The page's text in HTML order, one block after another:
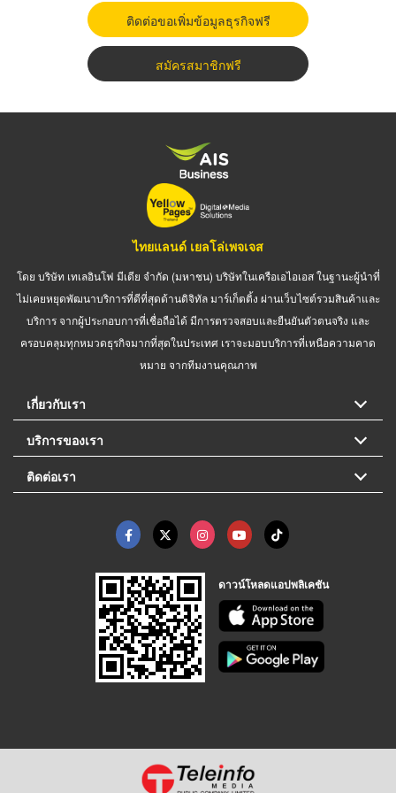
ติดต่อขอเพิ่มข้อมูลธุรกิจฟรี
สมัครสมาชิกฟรี
ไทยแลนด์ เยลโล่เพจเจส
โดย บริษัท เทเลอินโฟ มีเดีย จำกัด (มหาชน) บริษัทในเครือเอไอเอส ในฐานะผู้นำที่
ไม่เคยหยุดพัฒนาบริการที่ดีที่สุดด้านดิจิทัล มาร์เก็ตติ้ง ผ่านเว็บไซต์รวมสินค้าและ
บริการ จากผู้ประกอบการที่เชื่อถือได้ มีการตรวจสอบและยืนยันตัวตนจริง และ
ครอบคลุมทุกหมวดธุรกิจมากที่สุดในประเทศ เราจะมอบบริการที่เหนือความคาด
หมาย จากทีมงานคุณภาพ
เกี่ยวกับเรา
บริการของเรา
ติดต่อเรา
ดาวน์โหลดแอปพลิเคชัน